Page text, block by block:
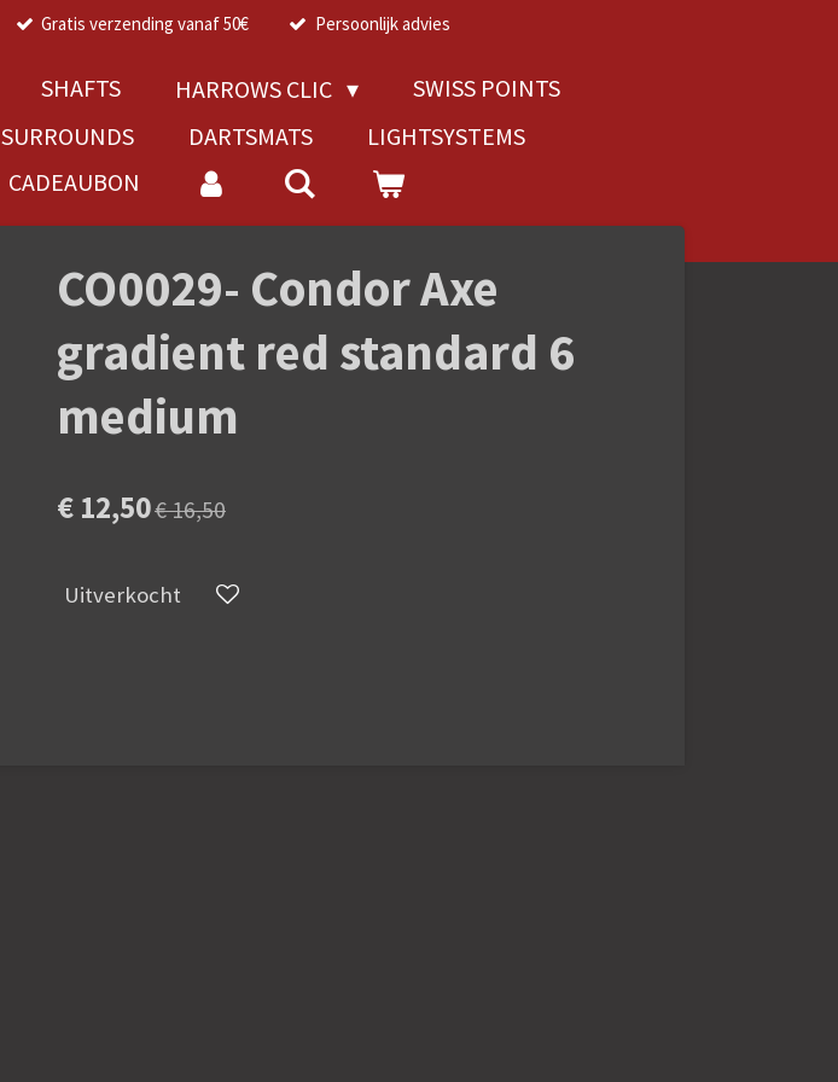
Gratis verzending vanaf 50€ Persoonlijk advies
SHAFTS HARROWS CLIC
SWISS POINTS
SURROUNDS DARTSMATS
LIGHTSYSTEMS
CADEAUBON
CO0029- Condor Axe
gradient red standard 6
medium
€ 12,50€ 16,50
Uitverkocht